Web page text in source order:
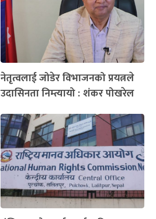
नेतृत्वलाई जोडेर विभाजनको प्रयत्नले
उदासिनता निम्त्यायो : शंकर पोखरेल